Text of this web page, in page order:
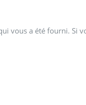
vous a été fourni. Si